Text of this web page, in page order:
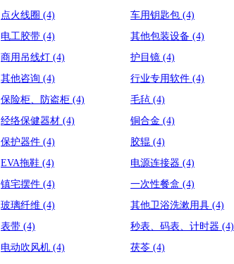
点火线圈 (4) 车用钥匙包 (4)
电工胶带 (4) 其他包装设备 (4)
商用吊线灯 (4) 护目镜 (4)
其他咨询 (4) 行业专用软件 (4)
保险柜、防盗柜 (4) 毛毡 (4)
经络保健器材 (4) 铜合金 (4)
保护器件 (4) 胶辊 (4)
EVA拖鞋 (4) 电源连接器 (4)
镇宅摆件 (4) 一次性餐盒 (4)
玻璃纤维 (4) 其他卫浴洗漱用具 (4)
表带 (4) 秒表、码表、计时器 (4)
电动吹风机 (4) 茯苓 (4)